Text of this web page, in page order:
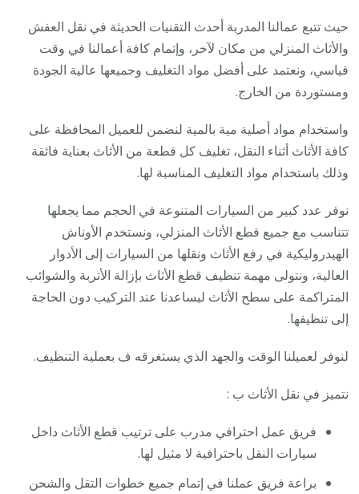
حيث تتبع عمالنا المدربة أحدث التقنيات الحديثة في نقل العفش
والأثاث المنزلي من مكان لآخر، وإتمام كافة أعمالنا في وقت
قياسي، ونعتمد على أفضل مواد التغليف وجميعها عالية الجودة
ومستوردة من الخارج.
واستخدام مواد أصلية مية بالمية لنضمن للعميل المحافظة على
كافة الأثاث أثناء النقل، تغليف كل قطعة من الأثاث بعناية فائقة
وذلك باستخدام مواد التغليف المناسبة لها.
نوفر عدد كبير من السيارات المتنوعة في الحجم مما يجعلها
تتناسب مع جميع قطع الأثاث المنزلي، ونستخدم الأوناش
الهيدروليكية في رفع الأثاث ونقلها من السيارات إلى الأدوار
العالية، ونتولى مهمة تنظيف قطع الأثاث بإزالة الأتربة والشوائب
المتراكمة على سطح الأثاث ليساعدنا عند التركيب دون الحاجة
إلى تنظيفها.
لنوفر لعميلنا الوقت والجهد الذي يستغرقه ف بعملية التنظيف.
نتميز في نقل الأثاث ب :
فريق عمل احترافي مدرب على ترتيب قطع الأثاث داخل
سيارات النقل باحترافية لا مثيل لها.
براعة فريق عملنا في إتمام جميع خطوات التقل والشحن